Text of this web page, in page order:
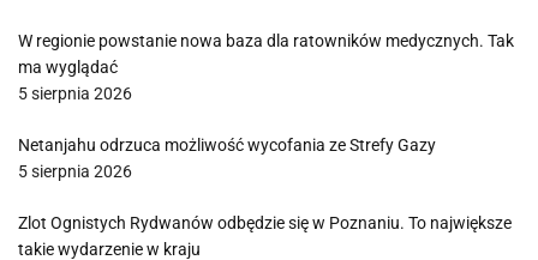
W regionie powstanie nowa baza dla ratowników medycznych. Tak
ma wyglądać
5 sierpnia 2026
Netanjahu odrzuca możliwość wycofania ze Strefy Gazy
5 sierpnia 2026
Zlot Ognistych Rydwanów odbędzie się w Poznaniu. To największe
takie wydarzenie w kraju